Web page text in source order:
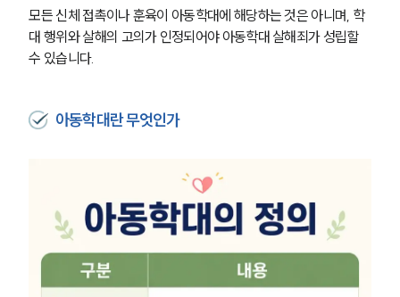
모든 신체 접촉이나 훈육이 아동학대에 해당하는 것은 아니며, 학
대 행위와 살해의 고의가 인정되어야 아동학대 살해죄가 성립할
수 있습니다.
아동학대란 무엇인가